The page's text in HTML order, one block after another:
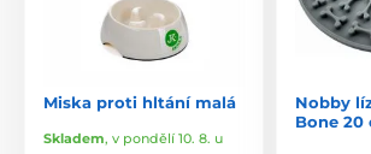
Miska proti hltání malá
Skladem, v pondělí 10. 8. u
Nobby
Bone 20